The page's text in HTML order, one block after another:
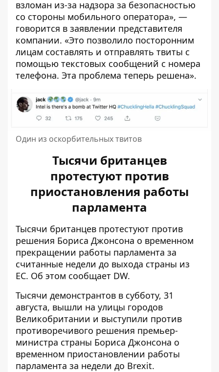
взломан из-за надзора за безопасностью
со стороны мобильного оператора», —
говорится в заявлении представителя
компании. «Это позволило посторонним
лицам составлять и отправлять твиты с
помощью текстовых сообщений с номера
телефона. Эта проблема теперь решена».
Один из оскорбительных твитов
Тысячи британцев
протестуют против
приостановления работы
парламента
Тысячи британцев протестуют против
решения Бориса Джонсона о временном
прекращении работы парламента за
считанные недели до выхода страны из
ЕС. Об этом сообщает DW.
Тысячи демонстрантов в субботу, 31
августа, вышли на улицы городов
Великобритании и выступили против
противоречивого решения премьер-
министра страны Бориса Джонсона о
временном приостановлении работы
парламента за недели до Brexit.